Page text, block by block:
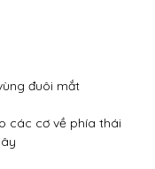
đuôi mắt
các cơ về phía thái